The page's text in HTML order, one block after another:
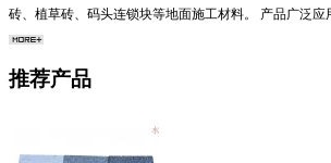
砖、植草砖、码头连锁块等地面施工材料。 产品广泛
推荐产品